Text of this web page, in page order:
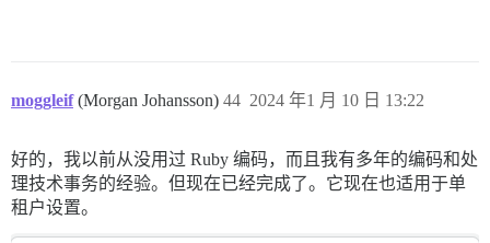
moggleif (Morgan Johansson) 2024 年1 月 10 日 13:22
44
好的，我以前从没用过 Ruby 编码，而且我有多年的编码和处
理技术事务的经验。但现在已经完成了。它现在也适用于单
租户设置。